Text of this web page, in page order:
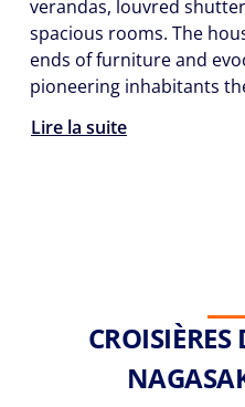
verandas, louvred
spacious rooms. The
ends of furniture and
pioneering inhabitants
Lire la suite
CROISIÈRES